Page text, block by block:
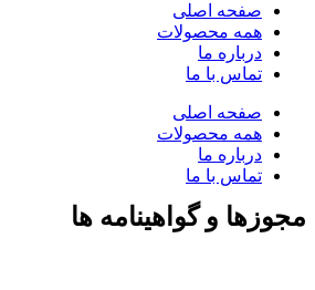
صفحه اصلی
همه محصولات
درباره ما
تماس با ما
صفحه اصلی
همه محصولات
درباره ما
تماس با ما
مجوزها و گواهینامه ها